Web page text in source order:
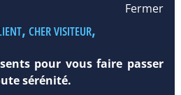
Fermer
cher visiteur,
pour vous faire passer
sérénité.